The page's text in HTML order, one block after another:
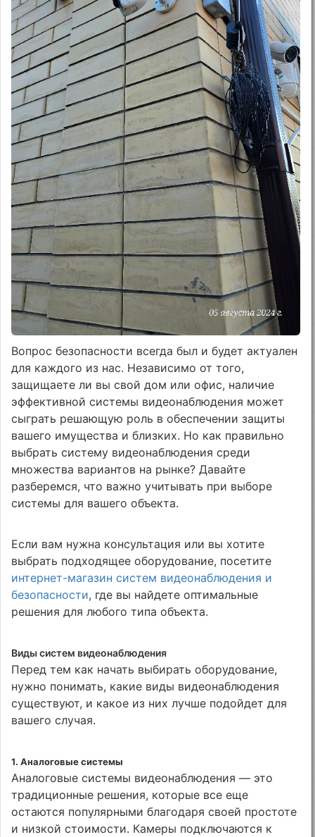
Вопрос безопасности всегда был и будет актуален
для каждого из нас. Независимо от того,
защищаете ли вы свой дом или офис, наличие
эффективной системы видеонаблюдения может
сыграть решающую роль в обеспечении защиты
вашего имущества и близких. Но как правильно
выбрать систему видеонаблюдения среди
множества вариантов на рынке? Давайте
разберемся, что важно учитывать при выборе
системы для вашего объекта.
Если вам нужна консультация или вы хотите
выбрать подходящее оборудование, посетите
интернет-магазин систем видеонаблюдения и
безопасности, где вы найдете оптимальные
решения для любого типа объекта.
Виды систем видеонаблюдения
Перед тем как начать выбирать оборудование,
нужно понимать, какие виды видеонаблюдения
существуют, и какое из них лучше подойдет для
вашего случая.
1.Аналоговые системы
Аналоговые системы видеонаблюдения — это
традиционные решения, которые все еще
остаются популярными благодаря своей простоте
и низкой стоимости. Камеры подключаются к